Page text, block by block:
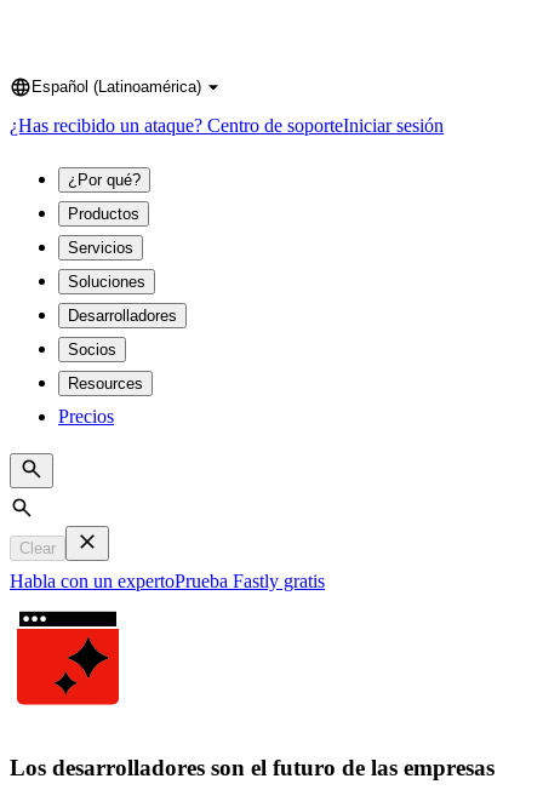
Language
Español (Latinoamérica)
¿Has recibido un ataque? Centro de soporteIniciar sesión
¿Por qué?
Productos
Servicios
Soluciones
Desarrolladores
Socios
Resources
Precios
Search
Clear
Habla con un expertoPrueba Fastly gratis
Los desarrolladores son el futuro de las empresas